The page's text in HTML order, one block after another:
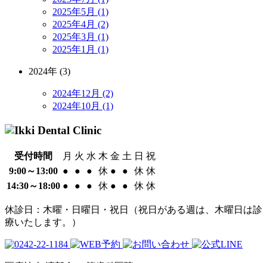
2025年5月 (1)
2025年4月 (2)
2025年3月 (1)
2025年1月 (1)
2024年 (3)
2024年12月 (2)
2024年10月 (1)
受付時間 月 火 水 木 金 土 日 祝
9:00～13:00 ● ● ● 休 ● ● 休 休
14:30～18:00 ● ● ● 休 ● ● 休 休
休診日：木曜・日曜日・祝日（祝日がある週は、木曜日は診
療いたします。）